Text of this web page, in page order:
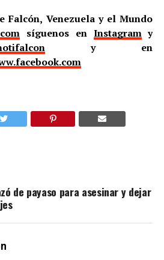
Falcón, Venezuela y el Mundo
síguenos en Instagramy
y en
de payaso para asesinar y dejar